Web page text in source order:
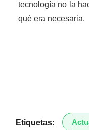
tecnología no la
qué era necesaria.
Etiquetas: